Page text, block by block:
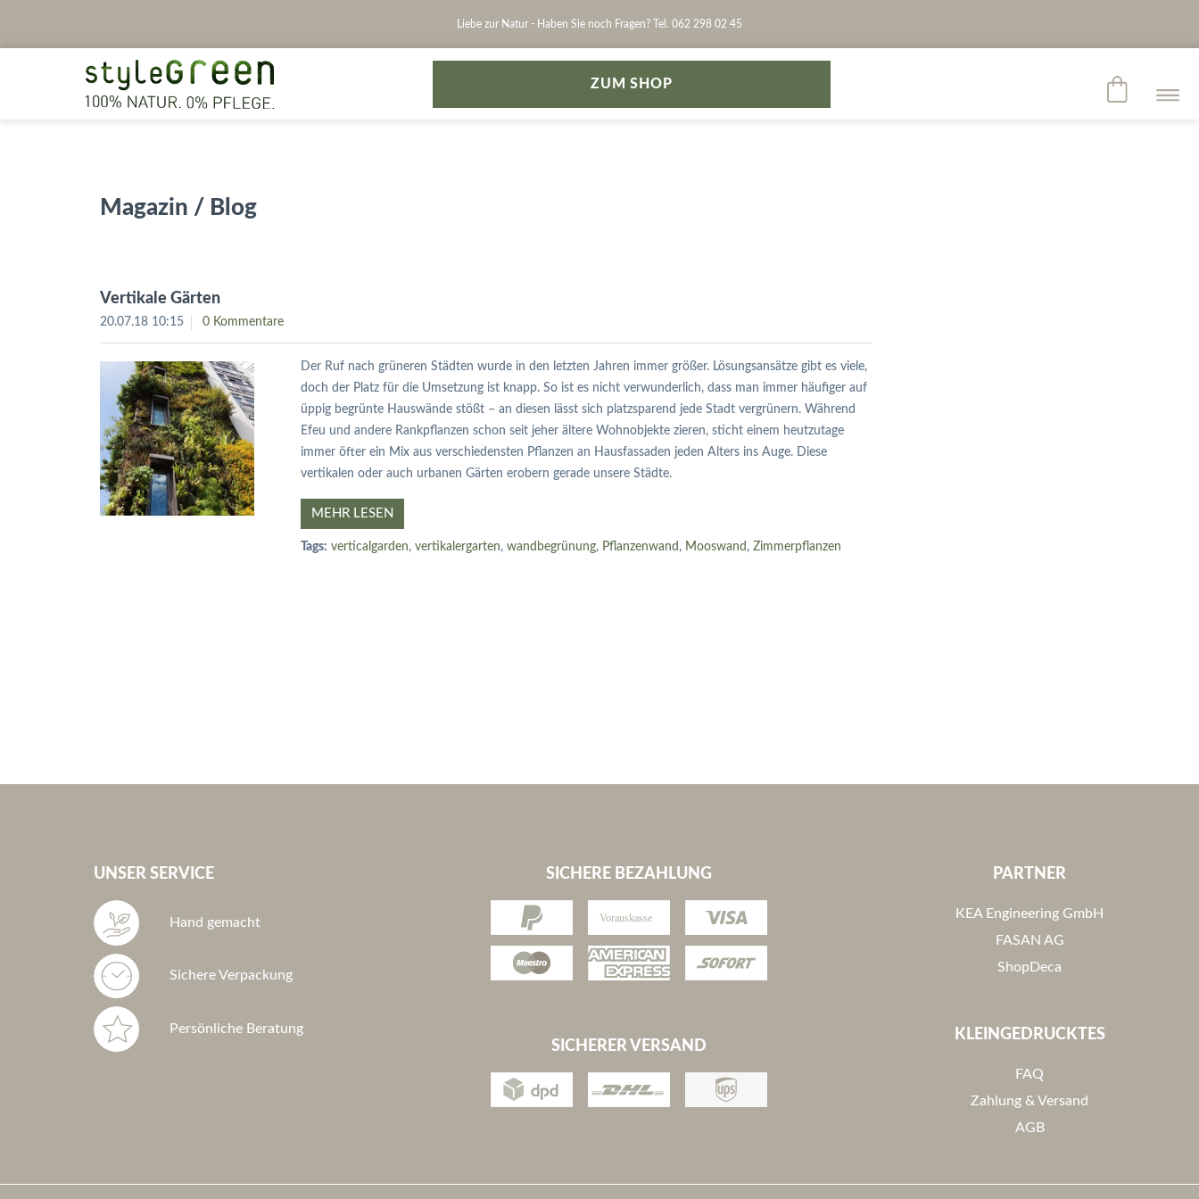
Liebe zur Natur - Haben Sie noch Fragen? Tel. 062 298 02 45
ZUM SHOP
Magazin / Blog
Vertikale Gärten
20.07.18 10:15 0 Kommentare
Der Ruf nach grüneren Städten wurde in den letzten Jahren immer größer. Lösungsansätze gibt es viele,
doch der Platz für die Umsetzung ist knapp. So ist es nicht verwunderlich, dass man immer häufiger auf
üppig begrünte Hauswände stößt – an diesen lässt sich platzsparend jede Stadt vergrünern. Während
Efeu und andere Rankpflanzen schon seit jeher ältere Wohnobjekte zieren, sticht einem heutzutage
immer öfter ein Mix aus verschiedensten Pflanzen an Hausfassaden jeden Alters ins Auge. Diese
vertikalen oder auch urbanen Gärten erobern gerade unsere Städte.
MEHR LESEN
Tags: verticalgarden, vertikalergarten, wandbegrünung, Pflanzenwand , Mooswand , Zimmerpflanzen
UNSER SERVICE
Hand gemacht
Sichere Verpackung
Persönliche Beratung
SICHERE BEZAHLUNG
SICHERER VERSAND
PARTNER
KEA Engineering GmbH
FASAN AG
ShopDeca
KLEINGEDRUCKTES
FAQ
Zahlung & Versand
AGB